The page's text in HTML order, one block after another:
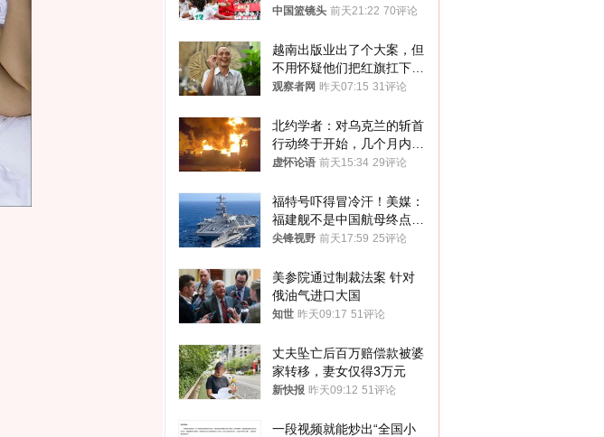
亚
中国篮镜头 前天21:22 70评论
越南出版业出了个大案，但
不用怀疑他们把红旗扛下去
的决心
观察者网 昨天07:15 31评论
北约学者：对乌克兰的斩首
行动终于开始，几个月内乌
将投降
虚怀论语 前天15:34 29评论
福特号吓得冒冷汗！美媒：
福建舰不是中国航母终点，
而是新起点！
尖锋视野 前天17:59 25评论
美参院通过制裁法案 针对
俄油气进口大国
知世 昨天09:17 51评论
丈夫坠亡后百万赔偿款被婆
家转移，妻女仅得3万元
新快报 昨天09:12 51评论
一段视频就能炒出“全国小